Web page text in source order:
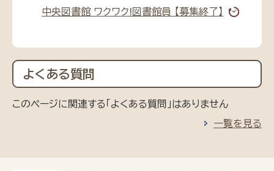
中央図書館 ワクワク!図書館員 【募集終了】
よくある質問
このページに関連する「よくある質問」はありません
一覧を見る